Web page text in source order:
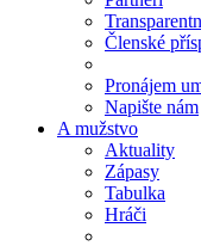
Členské
Pronájem
Napište nám
A mužstvo
Aktuality
Zápasy
Tabulka
Hráči